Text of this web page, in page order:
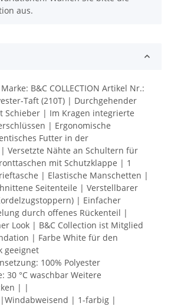
aus.
B&C COLLECTION Artikel Nr.:
Taft (210T) | Durchgehender
Schieber | Im Kragen integrierte
| Ergonomische
Futter in der
Versetzte Nähte an Schultern für
mit Schutzklappe | 1
| Elastische Manschetten |
Seitenteile | Verstellbarer
| Einfacher
durch offenes Rückenteil |
Look | B&C Collection ist Mitglied
| Farbe White für den
geeignet
100% Polyester
30 °C waschbar Weitere
| |
| 1-farbig |